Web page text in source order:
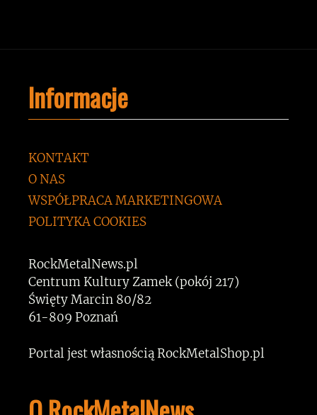
Informacje
KONTAKT
O NAS
WSPÓŁPRACA MARKETINGOWA
POLITYKA COOKIES
RockMetalNews.pl
Centrum Kultury Zamek (pokój 217)
Święty Marcin 80/82
61-809 Poznań
Portal jest własnością RockMetalShop.pl